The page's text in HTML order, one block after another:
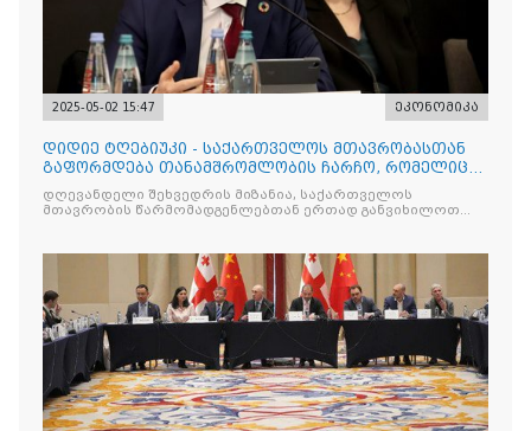
2025-05-02 15:47 ეკონომიკა
დიდიე ტღებიუკი - საქართველოს მთავრობასთან
გაფორმდება თანამშრომლობის ჩარჩო, რომელიც
იქნება მნიშვნელოვ
დღევანდელი შეხვედრის მიზანია, საქართველოს
მთავრობის წარმომადგენლებთან ერთად განვიხილოთ